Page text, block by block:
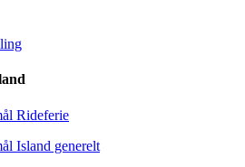
Rideferie
Island generelt